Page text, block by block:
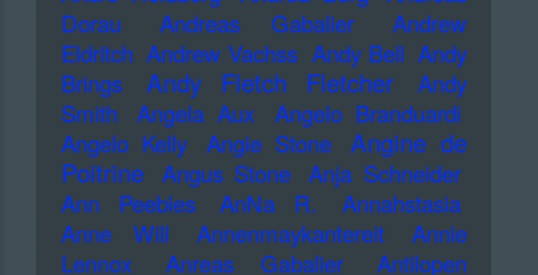
Dorau
Andreas Gabalier
Andrew
Eldritch Andrew Vachss Andy Bell Andy
Brings
Andy Fletch Fletcher
Andy
Smith
Angela Aux
Angelo Branduardi
Angelo Kelly
Angie Stone
Angine de
Poitrine Angus Stone Anja Schneider
Ann Peebles
AnNa R.
Annahstasia
Anne Will
Annenmaykantereit
Annie
Lennox
Anreas Gabalier
Antilopen